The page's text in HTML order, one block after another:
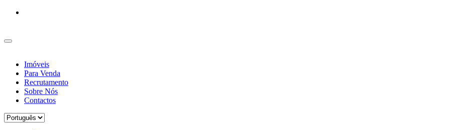
Imóveis
Para Venda
Recrutamento
Sobre Nós
Contactos